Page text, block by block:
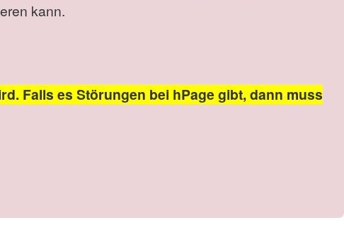
kann.
Falls es Störungen bei hPage gibt, dann muss